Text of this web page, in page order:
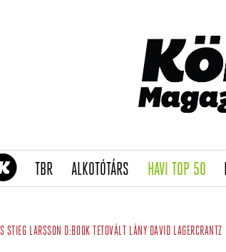
TBR(CURRENT)
ALKOTÓTÁRS(CURRENT)
HAVI TOP 50
STIEG LARSSON D:BOOK TETOVÁLT LÁNY DAVID LAGERCRANTZ